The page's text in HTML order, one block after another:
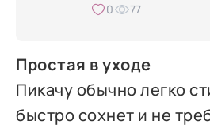
0 77
Простая в уходе
Пикачу обычно легко
быстро сохнет и не